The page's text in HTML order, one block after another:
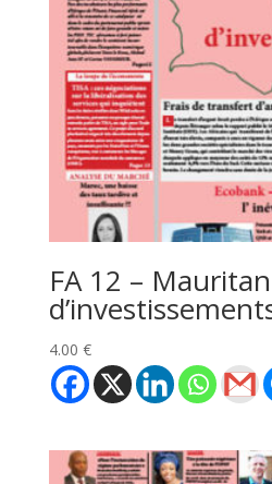
FA 12 –
4.00 €